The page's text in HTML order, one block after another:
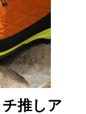
チ推しア